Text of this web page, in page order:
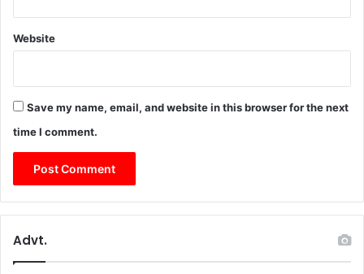
Website
Save my name, email, and website in this browser for the next
time I comment.
Advt.